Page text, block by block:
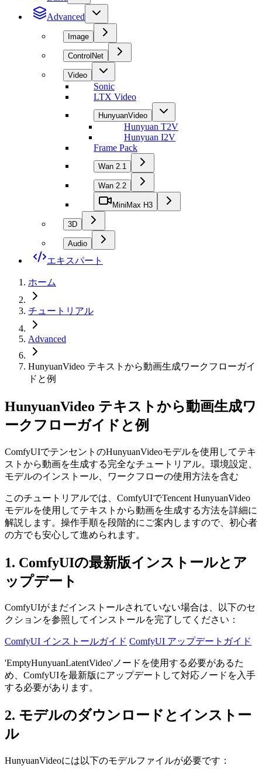
Advanced
Image
ControlNet
Video
Sonic
LTX Video
HunyuanVideo
Hunyuan T2V
Hunyuan I2V
Frame Pack
Wan 2.1
Wan 2.2
MiniMax H3
3D
Audio
エキスパート
ホーム
チュートリアル
Advanced
HunyuanVideo テキストから動画生成ワークフローガイ
ドと例
HunyuanVideo テキストから動画生成ワ
ークフローガイドと例
ComfyUIでテンセントのHunyuanVideoモデルを使用してテキ
ストから動画を生成する完全なチュートリアル。環境設定、
モデルのインストール、ワークフローの使用方法を含む
このチュートリアルでは、ComfyUIでTencent HunyuanVideo
モデルを使用してテキストから動画を生成する方法を詳細に
解説します。操作手順を段階的にご案内しますので、初心者
の方でも安心して進められます。
1. ComfyUIの最新版インストールとア
ップデート
ComfyUIがまだインストールされていない場合は、以下のセ
クションを参照してインストールを完了してください：
ComfyUI インストールガイド ComfyUI アップデートガイド
'EmptyHunyuanLatentVideo'ノードを使用する必要があるた
め、ComfyUIを最新版にアップデートして対応ノードを入手
する必要があります。
2. モデルのダウンロードとインストー
ル
HunyuanVideoには以下のモデルファイルが必要です：